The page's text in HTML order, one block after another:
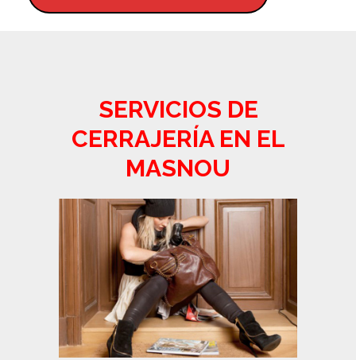
SERVICIOS DE
CERRAJERÍA EN EL
MASNOU